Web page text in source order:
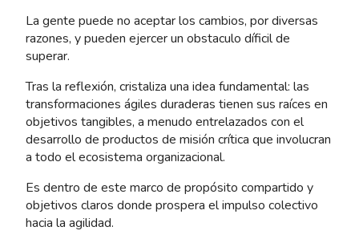
La gente puede no aceptar los cambios, por diversas
razones, y pueden ejercer un obstaculo díficil de
superar.
Tras la reflexión, cristaliza una idea fundamental: las
transformaciones ágiles duraderas tienen sus raíces en
objetivos tangibles, a menudo entrelazados con el
desarrollo de productos de misión crítica que involucran
a todo el ecosistema organizacional.
Es dentro de este marco de propósito compartido y
objetivos claros donde prospera el impulso colectivo
hacia la agilidad.